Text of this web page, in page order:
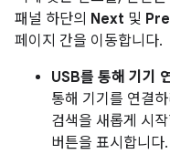
패널 하단의 Next 및
페이지 간을 이동합니다.
USB를 통해 기기
통해 기기를 연결
검색을 새롭게 시
버튼을 표시합니다.